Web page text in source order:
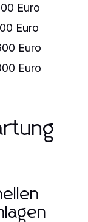
Euro
Euro
Euro
Euro